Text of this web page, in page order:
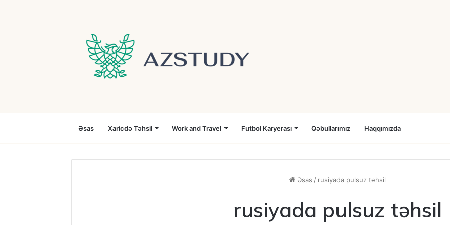
Əsas Xaricdə Təhsil Work and Travel Futbol Karyerası Qəbullarımız Haqqımızda
Əsas / rusiyada pulsuz təhsil
rusiyada pulsuz təhsil